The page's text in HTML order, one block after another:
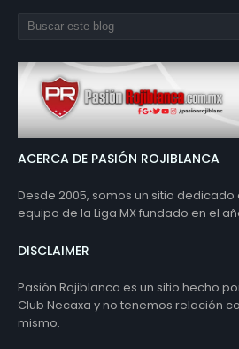
ACERCA DE PASIÓN ROJIBLANCA
Desde 2005, somos un sitio dedicado
equipo de la Liga MX fundado en el
DISCLAIMER
Pasión Rojiblanca es un sitio hecho
Club Necaxa y no tenemos relación
mismo.